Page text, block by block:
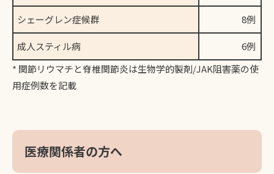
シェーグレン症候群 8例
成人スティル病
6例
* 関節リウマチと脊椎関節炎は生物学的製剤/JAK阻害薬の使
用症例数を記載
医療関係者の方へ